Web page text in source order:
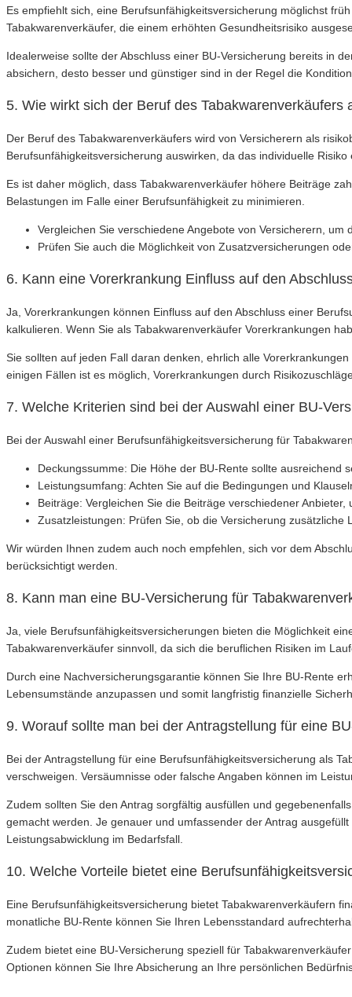
Es empfiehlt sich, eine Berufsunfähigkeitsversicherung möglichst
Tabakwarenverkäufer, die einem erhöhten Gesundheitsrisiko
Idealerweise sollte der Abschluss einer BU-Versicherung bereits in
absichern, desto besser und günstiger sind in der Regel die
5. Wie wirkt sich der Beruf des
Der Beruf des Tabakwarenverkäufers wird von Versicherern als
Berufsunfähigkeitsversicherung auswirken, da das individuelle
Es ist daher möglich, dass Tabakwarenverkäufer höhere Beiträge
Belastungen im Falle einer Berufsunfähigkeit zu minimieren.
Vergleichen Sie verschiedene Angebote von Versicherern,
Prüfen Sie auch die Möglichkeit von Zusatzversicherungen
6. Kann eine Vorerkrankung Einfluss auf den
Ja, Vorerkrankungen können Einfluss auf den Abschluss einer
kalkulieren. Wenn Sie als Tabakwarenverkäufer Vorerkrankungen
Sie sollten auf jeden Fall daran denken, ehrlich alle
einigen Fällen ist es möglich, Vorerkrankungen durch
7. Welche Kriterien sind bei der Auswahl einer BU-
Bei der Auswahl einer Berufsunfähigkeitsversicherung für
Deckungssumme: Die Höhe der BU-Rente sollte
Leistungsumfang: Achten Sie auf die Bedingungen und
Beiträge: Vergleichen Sie die Beiträge verschiedener
Zusatzleistungen: Prüfen Sie, ob die Versicherung
Wir würden Ihnen zudem auch noch empfehlen, sich vor dem
berücksichtigt werden.
8. Kann man eine BU-Versicherung für
Ja, viele Berufsunfähigkeitsversicherungen bieten die Möglichkeit
Tabakwarenverkäufer sinnvoll, da sich die beruflichen Risiken im
Durch eine Nachversicherungsgarantie können Sie Ihre BU-Rente
Lebensumstände anzupassen und somit langfristig finanzielle
9. Worauf sollte man bei der Antragstellung für eine
Bei der Antragstellung für eine Berufsunfähigkeitsversicherung als
verschweigen. Versäumnisse oder falsche Angaben können im
Zudem sollten Sie den Antrag sorgfältig ausfüllen und
gemacht werden. Je genauer und umfassender der Antrag
Leistungsabwicklung im Bedarfsfall.
10. Welche Vorteile bietet eine
Eine Berufsunfähigkeitsversicherung bietet Tabakwarenverkäufern
monatliche BU-Rente können Sie Ihren Lebensstandard
Zudem bietet eine BU-Versicherung speziell für
Optionen können Sie Ihre Absicherung an Ihre persönlichen